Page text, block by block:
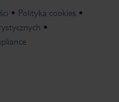
Polityka cookies